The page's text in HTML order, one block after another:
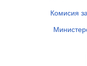
Комисия